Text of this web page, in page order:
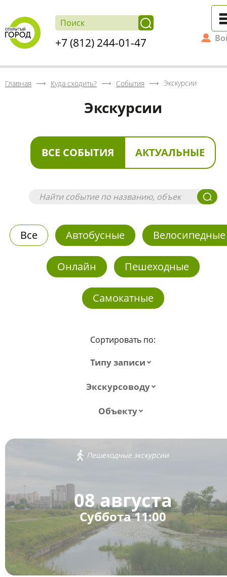
+7 (812) 244-01-47
Главная Куда сходить? События Экскурсии
Экскурсии
ВСЕ СОБЫТИЯ АКТУАЛЬНЫЕ
Все Автобусные Велосипедные
Онлайн Пешеходные
Самокатные
Сортировать по:
Типу записи
Экскурсоводу
Объекту
Пешеходные экскурсии
08 августа
Суббота 11:00